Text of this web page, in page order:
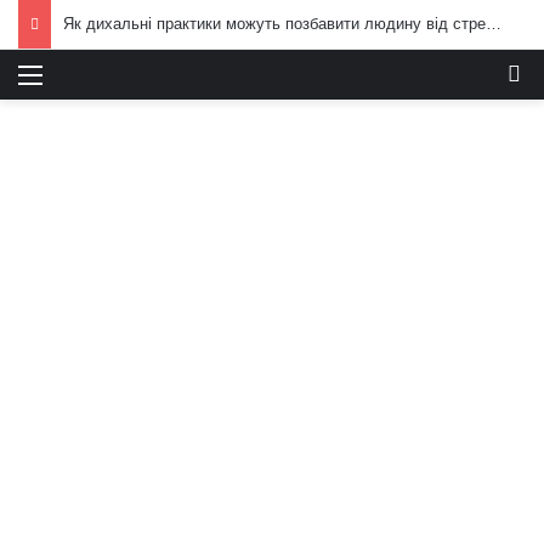
Як дихальні практики можуть позбавити людину від стресу: пояснення експертів
Меню